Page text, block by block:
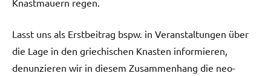
Lasst uns als Erstbeitrag bspw. in Veranstaltungen über
die Lage in den griechischen Knasten informieren,
denunzieren wir in diesem Zusammenhang die neo-